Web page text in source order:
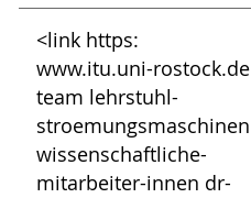
<link https:
www.itu.uni-rostock.de
team lehrstuhl-
stroemungsmaschinen
wissenschaftliche-
mitarbeiter-innen dr-